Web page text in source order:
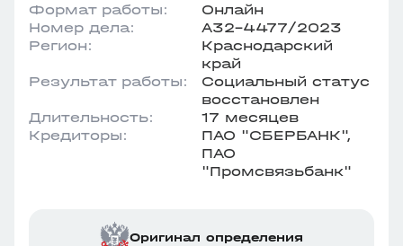
Формат работы:
Онлайн
Номер дела:
А32-4477/2023
Регион:
Краснодарский
край
Результат работы:
Социальный статус
восстановлен
Длительность:
17 месяцев
Кредиторы:
ПАО "СБЕРБАНК",
ПАО
"Промсвязьбанк"
Оригинал определения